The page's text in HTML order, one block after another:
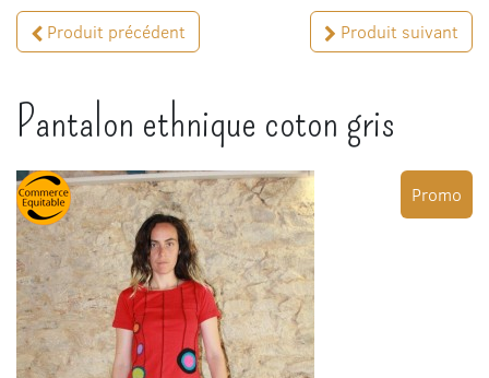
Produit précédent Produit suivant
Pantalon ethnique coton gris
Promo